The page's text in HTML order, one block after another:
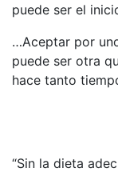
puede ser el
…Aceptar por
puede ser otra
hace tanto
“Sin la dieta